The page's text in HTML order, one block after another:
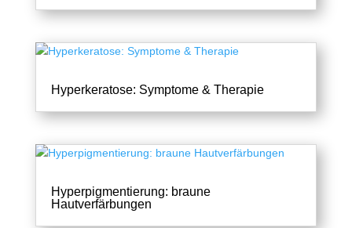
Hyperkeratose: Symptome & Therapie
Hyperpigmentierung: braune
Hautverfärbungen